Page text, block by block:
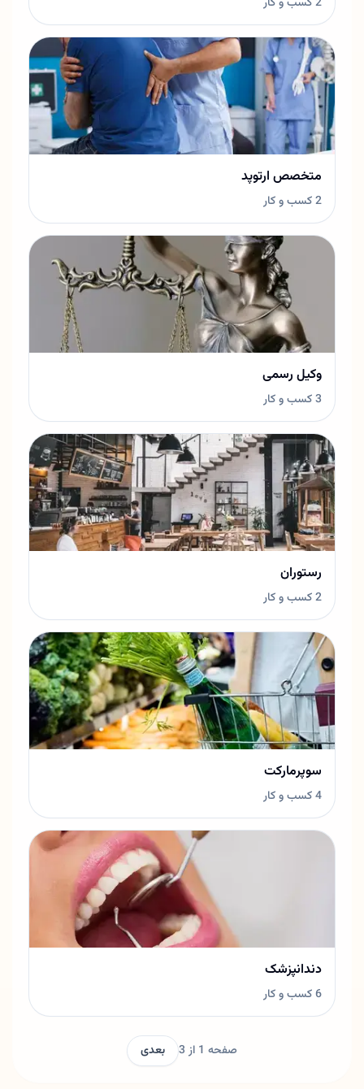
متخصص ارتوپد
2 کسب و کار
وکیل رسمی
3 کسب و کار
رستوران
2 کسب و کار
سوپرمارکت
4 کسب و کار
دندانپزشک
6 کسب و کار
صفحه 1 از 3 بعدی